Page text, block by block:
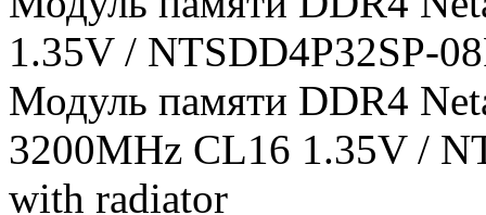
1.35V / NTSDD4P32SP-
Модуль памяти DDR4
3200MHz CL16 1.35V /
with radiator